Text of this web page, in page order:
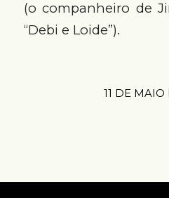
(o companheiro de
“Debi e Loide”).
11 DE MAIO